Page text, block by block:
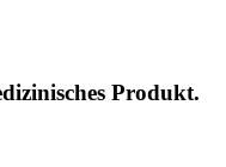
Produkt.